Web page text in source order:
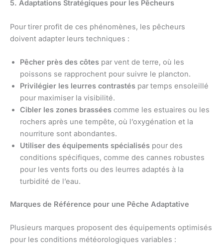
5. Adaptations Stratégiques pour les Pêcheurs
Pour tirer profit de ces phénomènes, les pêcheurs
doivent adapter leurs techniques :
Pêcher près des côtes par vent de terre, où les
poissons se rapprochent pour suivre le plancton.
Privilégier les leurres contrastés par temps ensoleillé
pour maximiser la visibilité.
Cibler les zones brassées comme les estuaires ou les
rochers après une tempête, où l’oxygénation et la
nourriture sont abondantes.
Utiliser des équipements spécialisés pour des
conditions spécifiques, comme des cannes robustes
pour les vents forts ou des leurres adaptés à la
turbidité de l’eau.
Marques de Référence pour une Pêche Adaptative
Plusieurs marques proposent des équipements optimisés
pour les conditions météorologiques variables :